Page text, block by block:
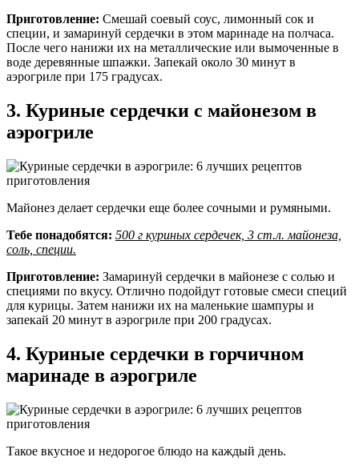
Приготовление: Смешай соевый соус, лимонный сок и
специи, и замаринуй сердечки в этом маринаде на полчаса.
После чего нанижи их на металлические или вымоченные в
воде деревянные шпажки. Запекай около 30 минут в
аэрогриле при 175 градусах.
3. Куриные сердечки с майонезом в
аэрогриле
Майонез делает сердечки еще более сочными и румяными.
Тебе понадобятся: 500 г куриных сердечек, 3 ст.л. майонеза,
соль, специи.
Приготовление: Замаринуй сердечки в майонезе с солью и
специями по вкусу. Отлично подойдут готовые смеси специй
для курицы. Затем нанижи их на маленькие шампуры и
запекай 20 минут в аэрогриле при 200 градусах.
4. Куриные сердечки в горчичном
маринаде в аэрогриле
Такое вкусное и недорогое блюдо на каждый день.